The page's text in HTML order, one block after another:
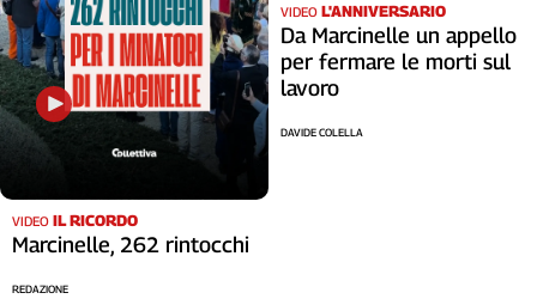
VIDEO IL RICORDO
Marcinelle, 262 rintocchi
REDAZIONE
VIDEO L'ANNIVERSARIO
Da Marcinelle un appello
per fermare le morti sul
lavoro
DAVIDE COLELLA